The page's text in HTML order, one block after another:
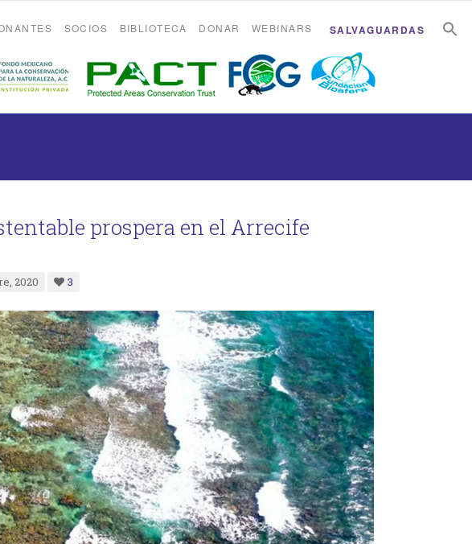
SOCIOS BIBLIOTECA DONAR WEBINARS SALVAGUARDAS
prospera en el Arrecife
2020 3